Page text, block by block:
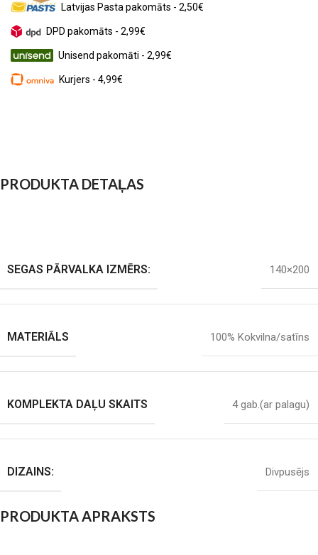
Latvijas Pasta pakomāts - 2,50€
DPD pakomāts - 2,99€
Unisend pakomāti - 2,99€
Kurjers - 4,99€
PRODUKTA DETAĻAS
SEGAS PĀRVALKA IZMĒRS: 140×200
MATERIĀLS 100% Kokvilna/satīns
KOMPLEKTA DAĻU SKAITS 4 gab.(ar palagu)
DIZAINS: Divpusējs
PRODUKTA APRAKSTS